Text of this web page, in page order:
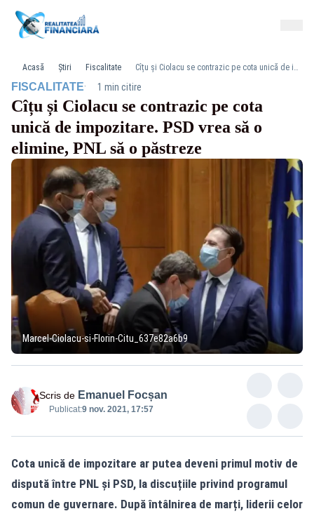
Acasă Știri Fiscalitate Cîțu și Ciolacu se contrazic pe cota unică de impozitare. PSD vrea să o elimine, PNL să o păstreze
FISCALITATE· 1 min citire
Cîțu și Ciolacu se contrazic pe cota
unică de impozitare. PSD vrea să o
elimine, PNL să o păstreze
Marcel-Ciolacu-si-Florin-Citu_637e82a6b9
Scris de Emanuel Focșan
Publicat:9 nov. 2021, 17:57
Cota unică de impozitare ar putea deveni primul motiv de
dispută între PNL și PSD, la discuțiile privind programul
comun de guvernare. După întâlnirea de marți, liderii celor